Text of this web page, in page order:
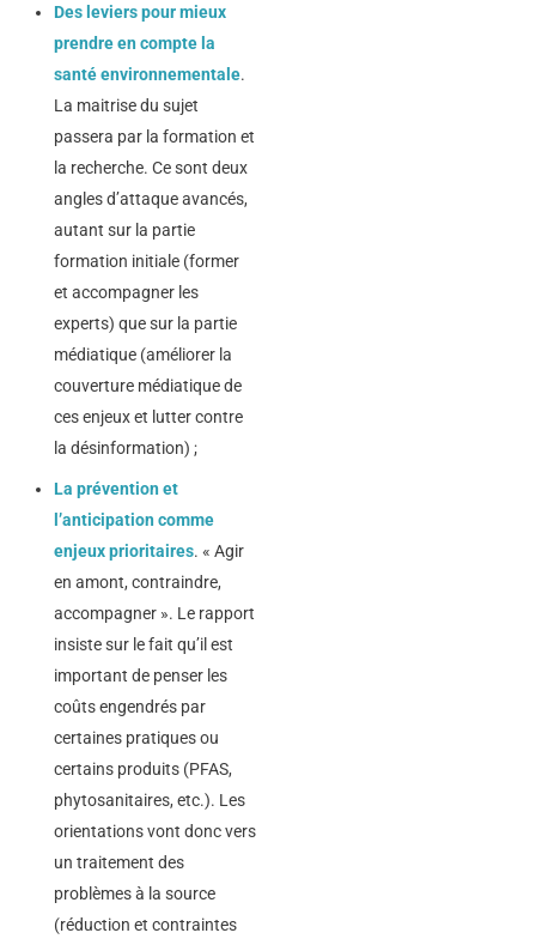
Des leviers pour mieux
prendre en compte la
santé environnementale.
La maitrise du sujet
passera par la formation et
la recherche. Ce sont deux
angles d’attaque avancés,
autant sur la partie
formation initiale (former
et accompagner les
experts) que sur la partie
médiatique (améliorer la
couverture médiatique de
ces enjeux et lutter contre
la désinformation) ;
La prévention et
l’anticipation comme
enjeux prioritaires. « Agir
en amont, contraindre,
accompagner ». Le rapport
insiste sur le fait qu’il est
important de penser les
coûts engendrés par
certaines pratiques ou
certains produits (PFAS,
phytosanitaires, etc.). Les
orientations vont donc vers
un traitement des
problèmes à la source
(réduction et contraintes